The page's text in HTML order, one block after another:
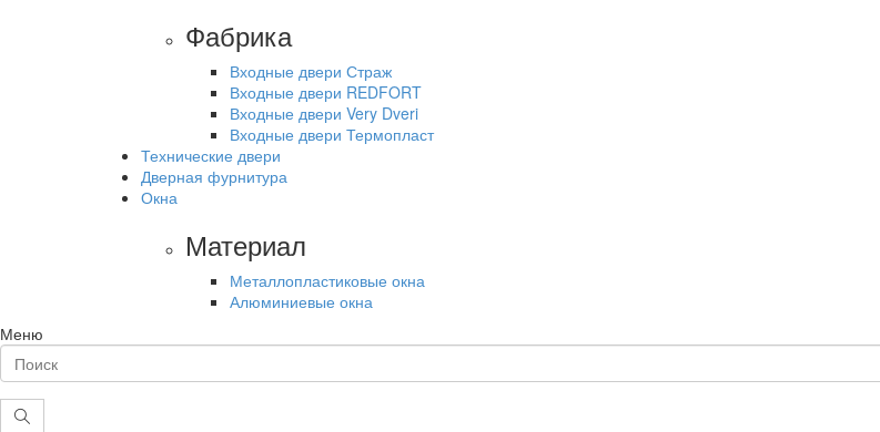
Фабрика
Входные двери Страж
Входные двери REDFORT
Входные двери Very Dveri
Входные двери Термопласт
Технические двери
Дверная фурнитура
Окна
Материал
Металлопластиковые окна
Алюминиевые окна
Меню